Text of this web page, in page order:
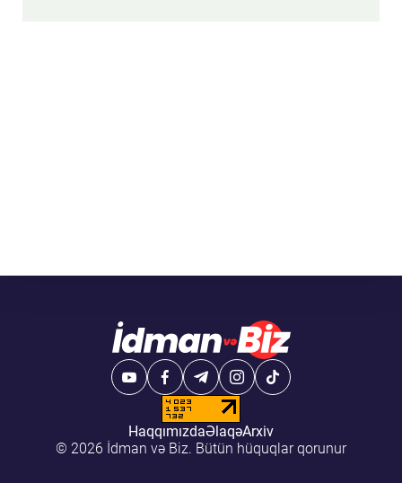
HaqqımızdaƏlaqəArxiv
© 2026 İdman və Biz. Bütün hüquqlar qorunur